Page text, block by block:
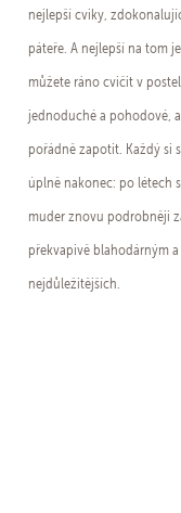
nejlepší cviky,
páteře. A nejlepší na tom
můžete ráno cvičit v
jednoduché a pohodové,
pořádně zapotit. Každý si
úplně nakonec: po létech
muder znovu podrobněji
překvapivě blahodárným
nejdůležitějších.